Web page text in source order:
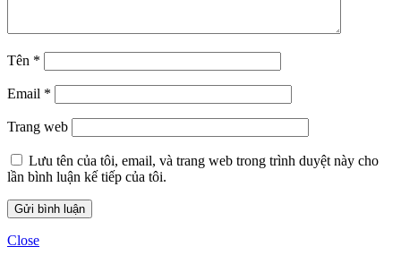
Tên *
Email *
Trang web
Lưu tên của tôi, email, và trang web trong trình duyệt này cho
lần bình luận kế tiếp của tôi.
Close